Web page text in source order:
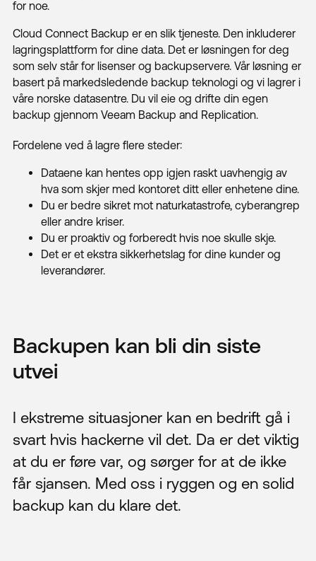
for noe.
Cloud Connect Backup er en slik tjeneste. Den inkluderer
lagringsplattform for dine data. Det er løsningen for deg
som selv står for lisenser og backupservere. Vår løsning er
basert på markedsledende backup teknologi og vi lagrer i
våre norske datasentre. Du vil eie og drifte din egen
backup gjennom Veeam Backup and Replication.
Fordelene ved å lagre flere steder:
Dataene kan hentes opp igjen raskt uavhengig av
hva som skjer med kontoret ditt eller enhetene dine.
Du er bedre sikret mot naturkatastrofe, cyberangrep
eller andre kriser.
Du er proaktiv og forberedt hvis noe skulle skje.
Det er et ekstra sikkerhetslag for dine kunder og
leverandører.
Backupen kan bli din siste
utvei
I ekstreme situasjoner kan en bedrift gå i
svart hvis hackerne vil det. Da er det viktig
at du er føre var, og sørger for at de ikke
får sjansen. Med oss i ryggen og en solid
backup kan du klare det.